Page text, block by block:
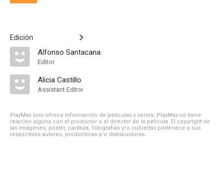
Edición
Alfonso Santacana
Editor
Alicia Castillo
Assistant Editor
PlayMax solo ofrece información de películas y series, PlayMax no tiene
relación alguna con el productor o el director de la película. El copyright de
las imágenes, póster, carátula, fotografías y/o cubiertas pertenece a sus
respectivos autores, productoras y/o distribuidoras.